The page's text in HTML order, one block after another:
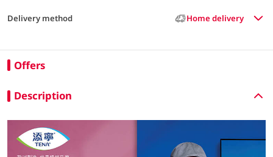
Delivery method Home delivery
Offers
Description